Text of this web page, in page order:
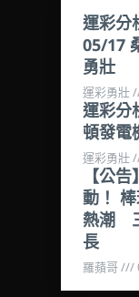
運彩分
05/17
勇壯
運彩勇壯
運彩分
頓發電
運彩勇壯
【公
動！
熱潮
長
羅蘋哥